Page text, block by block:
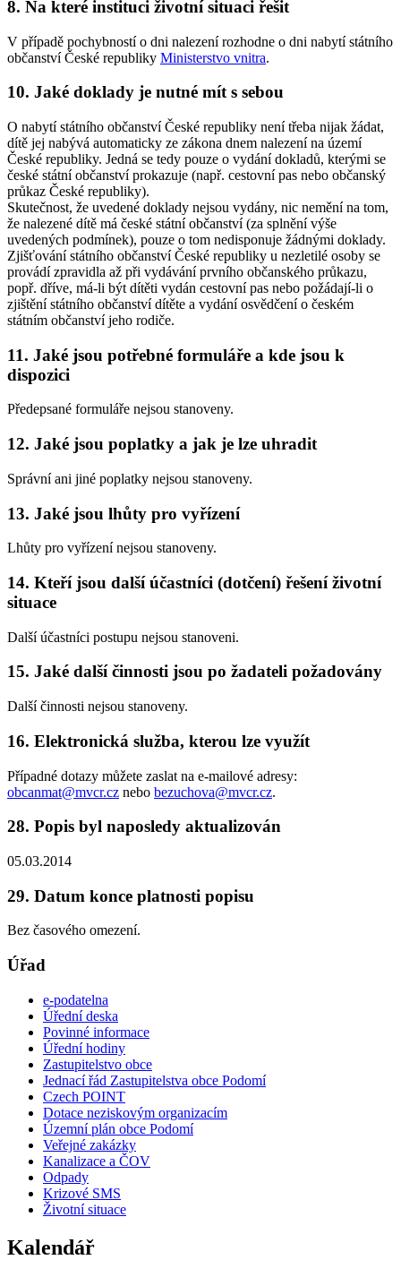
8. Na které instituci životní situaci řešit
V případě pochybností o dni nalezení rozhodne o dni nabytí státního
občanství České republiky Ministerstvo vnitra.
10. Jaké doklady je nutné mít s sebou
O nabytí státního občanství České republiky není třeba nijak žádat,
dítě jej nabývá automaticky ze zákona dnem nalezení na území
České republiky. Jedná se tedy pouze o vydání dokladů, kterými se
české státní občanství prokazuje (např. cestovní pas nebo občanský
průkaz České republiky).
Skutečnost, že uvedené doklady nejsou vydány, nic nemění na tom,
že nalezené dítě má české státní občanství (za splnění výše
uvedených podmínek), pouze o tom nedisponuje žádnými doklady.
Zjišťování státního občanství České republiky u nezletilé osoby se
provádí zpravidla až při vydávání prvního občanského průkazu,
popř. dříve, má-li být dítěti vydán cestovní pas nebo požádají-li o
zjištění státního občanství dítěte a vydání osvědčení o českém
státním občanství jeho rodiče.
11. Jaké jsou potřebné formuláře a kde jsou k
dispozici
Předepsané formuláře nejsou stanoveny.
12. Jaké jsou poplatky a jak je lze uhradit
Správní ani jiné poplatky nejsou stanoveny.
13. Jaké jsou lhůty pro vyřízení
Lhůty pro vyřízení nejsou stanoveny.
14. Kteří jsou další účastníci (dotčení) řešení životní
situace
Další účastníci postupu nejsou stanoveni.
15. Jaké další činnosti jsou po žadateli požadovány
Další činnosti nejsou stanoveny.
16. Elektronická služba, kterou lze využít
Případné dotazy můžete zaslat na e-mailové adresy:
obcanmat@mvcr.cz nebo bezuchova@mvcr.cz.
28. Popis byl naposledy aktualizován
05.03.2014
29. Datum konce platnosti popisu
Bez časového omezení.
Úřad
e-podatelna
Úřední deska
Povinné informace
Úřední hodiny
Zastupitelstvo obce
Jednací řád Zastupitelstva obce Podomí
Czech POINT
Dotace neziskovým organizacím
Územní plán obce Podomí
Veřejné zakázky
Kanalizace a ČOV
Odpady
Krizové SMS
Životní situace
Kalendář